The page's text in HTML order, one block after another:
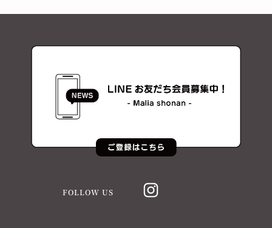
FOLLOW US